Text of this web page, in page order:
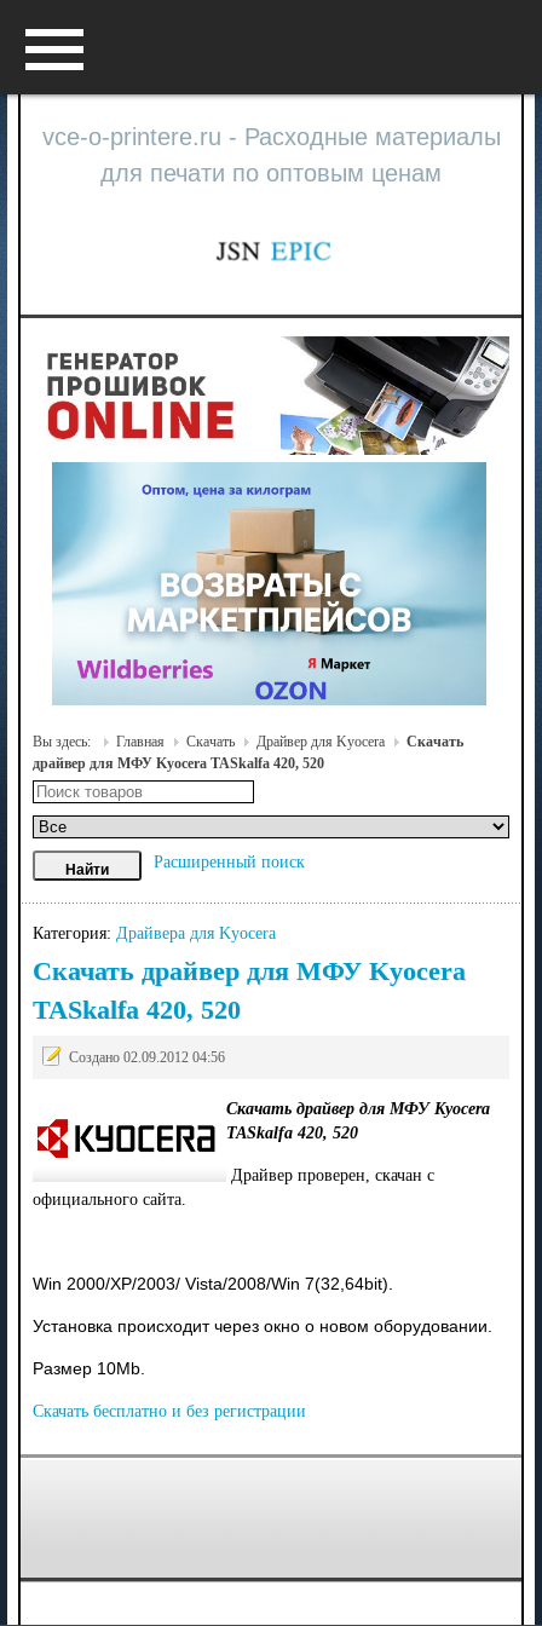
vce-o-printere.ru - Расходные материалы
для печати по оптовым ценам
Вы здесь: Главная Скачать Драйвер для Kyocera
Скачать
драйвер для МФУ Kyocera TASkalfa 420, 520
Расширенный поиск
Категория: Драйвера для Kyocera
Скачать драйвер для МФУ Kyocera
TASkalfa 420, 520
Создано 02.09.2012 04:56
Скачать драйвер для МФУ Kyocera
TASkalfa 420, 520
Драйвер проверен, скачан с
официального сайта.
Win 2000/XP/2003/ Vista/2008/Win 7(32,64bit).
Установка происходит через окно о новом оборудовании.
Размер 10Mb.
Скачать бесплатно и без регистрации